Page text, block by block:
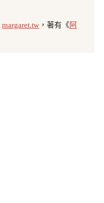
margaret.tw ，著有《阿